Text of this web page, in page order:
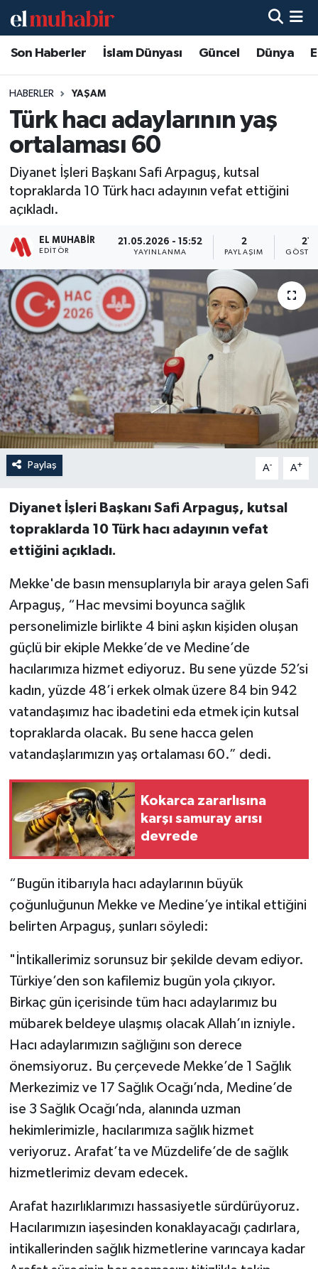
Son Haberler İslam Dünyası Güncel Dünya
HABERLER YAŞAM
Türk hacı adaylarının yaş
ortalaması 60
Diyanet İşleri Başkanı Safi Arpaguş, kutsal
topraklarda 10 Türk hacı adayının vefat ettiğini
açıkladı.
EL MUHABIR
EDITÖR
21.05.2026 - 15:52
YAYINLANMA
2
PAYLAŞIM
21
Paylaş A- A+
Diyanet İşleri Başkanı Safi Arpaguş, kutsal
topraklarda 10 Türk hacı adayının vefat
ettiğini açıkladı.
Mekke'de basın mensuplarıyla bir araya gelen Safi
Arpaguş, “Hac mevsimi boyunca sağlık
personelimizle birlikte 4 bini aşkın kişiden oluşan
güçlü bir ekiple Mekke’de ve Medine’de
hacılarımıza hizmet ediyoruz. Bu sene yüzde 52’si
kadın, yüzde 48’i erkek olmak üzere 84 bin 942
vatandaşımız hac ibadetini eda etmek için kutsal
topraklarda olacak. Bu sene hacca gelen
vatandaşlarımızın yaş ortalaması 60.” dedi.
Kokarca zararlısına
karşı samuray arısı
devrede
“Bugün itibarıyla hacı adaylarının büyük
çoğunluğunun Mekke ve Medine’ye intikal ettiğini
belirten Arpaguş, şunları söyledi:
"İntikallerimiz sorunsuz bir şekilde devam ediyor.
Türkiye’den son kafilemiz bugün yola çıkıyor.
Birkaç gün içerisinde tüm hacı adaylarımız bu
mübarek beldeye ulaşmış olacak Allah’ın izniyle.
Hacı adaylarımızın sağlığını son derece
önemsiyoruz. Bu çerçevede Mekke’de 1 Sağlık
Merkezimiz ve 17 Sağlık Ocağı’nda, Medine’de
ise 3 Sağlık Ocağı’nda, alanında uzman
hekimlerimizle, hacılarımıza sağlık hizmet
veriyoruz. Arafat’ta ve Müzdelife’de de sağlık
hizmetlerimiz devam edecek.
Arafat hazırlıklarımızı hassasiyetle sürdürüyoruz.
Hacılarımızın iaşesinden konaklayacağı çadırlara,
intikallerinden sağlık hizmetlerine varıncaya kadar
Hava Durumu
Trafik Durumu
Süper Lig Puan Durumu ve Fikstür
Tüm Manşetler
Son Dakika Haberleri
Haber Arşivi